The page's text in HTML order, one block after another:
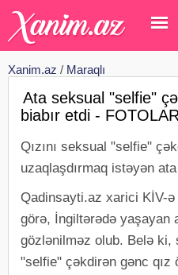
Xanim.az / Maraqlı
Ata seksual "selfie"
biabır etdi - FOTOLAR
Qızını seksual "selfie"
uzaqlaşdırmaq istəyən
Qadinsayti.az xarici KİV-ə
görə, İngiltərədə yaşayan
gözlənilməz olub. Belə
"selfie" çəkdirən gənc